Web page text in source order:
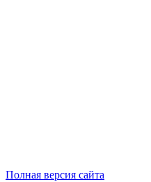
Полная версия сайта